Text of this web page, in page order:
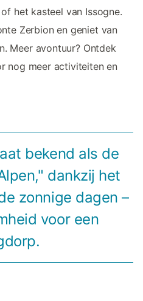
het kasteel van Issogne.
Zerbion en geniet van
Meer avontuur? Ontdek
nog meer activiteiten en
bekend als de
dankzij het
zonnige dagen –
voor een